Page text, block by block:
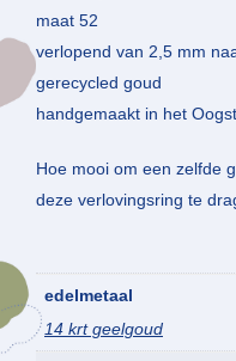
maat 52
verlopend van 2,5 mm
gerecycled goud
handgemaakt in het
Hoe mooi om een zelfde
deze verlovingsring te
edelmetaal
14 krt geelgoud